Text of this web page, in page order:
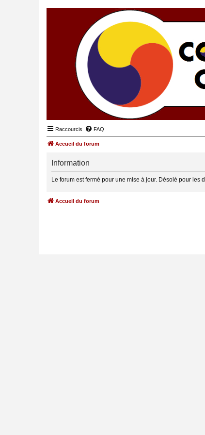
Raccourcis FAQ
Accueil du forum
Information
Le forum est fermé pour une mise à jour. Désolé pour les
Accueil du forum